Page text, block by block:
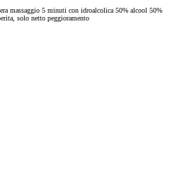
massaggio 5 minuti con idroalcolica 50% alcool 50%
solo netto peggioramento